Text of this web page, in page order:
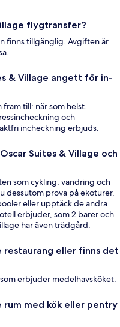
flygtransfer?
finns tillgänglig. Avgiften är
& Village angett för in-
fram till: när som helst.
och
incheckning erbjuds.
Suites & Village och
som cykling, vandring och
dessutom prova på ekoturer.
eller upptäck de andra
erbjuder, som 2 barer och
har även trädgård.
restaurang eller finns det
erbjuder medelhavsköket.
rum med kök eller pentry